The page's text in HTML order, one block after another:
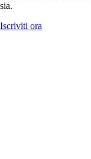
sia.
Iscriviti ora